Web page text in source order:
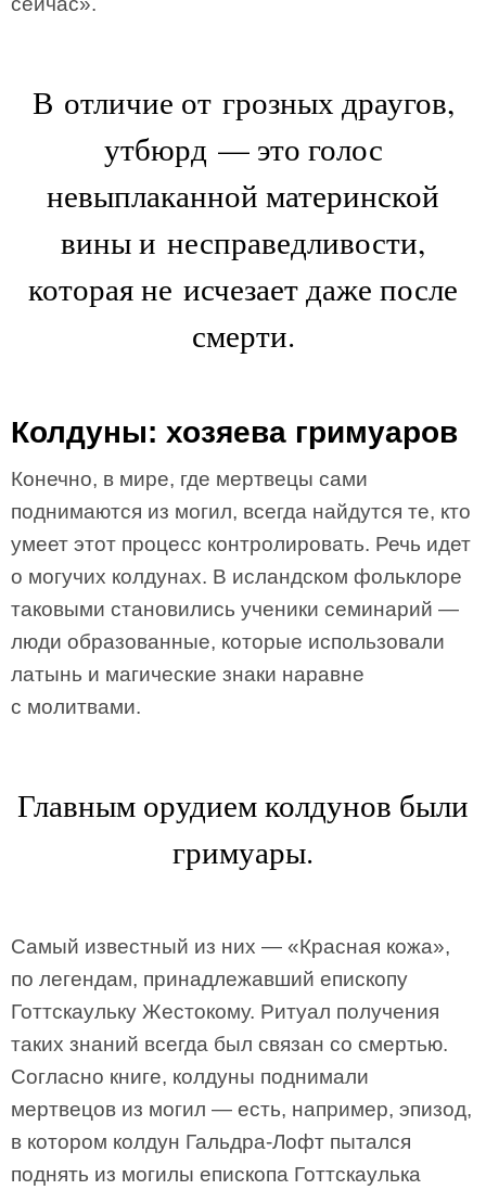
В отличие от грозных драугов,
утбюрд — это голос
невыплаканной материнской
вины и несправедливости,
которая не исчезает даже после
смерти.
Колдуны: хозяева гримуаров
Конечно, в мире, где мертвецы сами
поднимаются из могил, всегда найдутся те, кто
умеет этот процесс контролировать. Речь идет
о могучих колдунах. В исландском фольклоре
таковыми становились ученики семинарий —
люди образованные, которые использовали
латынь и магические знаки наравне
с молитвами.
Главным орудием колдунов были
гримуары.
Самый известный из них — «Красная кожа»,
по легендам, принадлежавший епископу
Готтскаульку Жестокому. Ритуал получения
таких знаний всегда был связан со смертью.
Согласно книге, колдуны поднимали
мертвецов из могил — есть, например, эпизод,
в котором колдун Гальдра-Лофт пытался
поднять из могилы епископа Готтскаулька